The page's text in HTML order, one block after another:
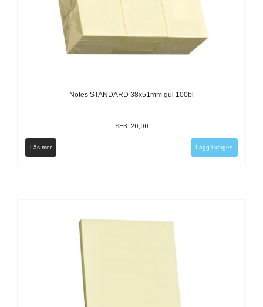
Notes STANDARD 38x51mm gul 100bl
SEK 20,00
Läs mer